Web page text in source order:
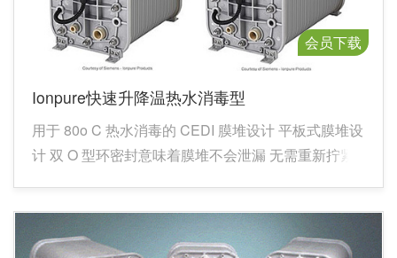
会员下载
Ionpure快速升降温热水消毒型
用于 80o C 热水消毒的 CEDI 膜堆设计 平板式膜堆设
计 双 O 型环密封意味着膜堆不会泄漏 无需重新拧紧